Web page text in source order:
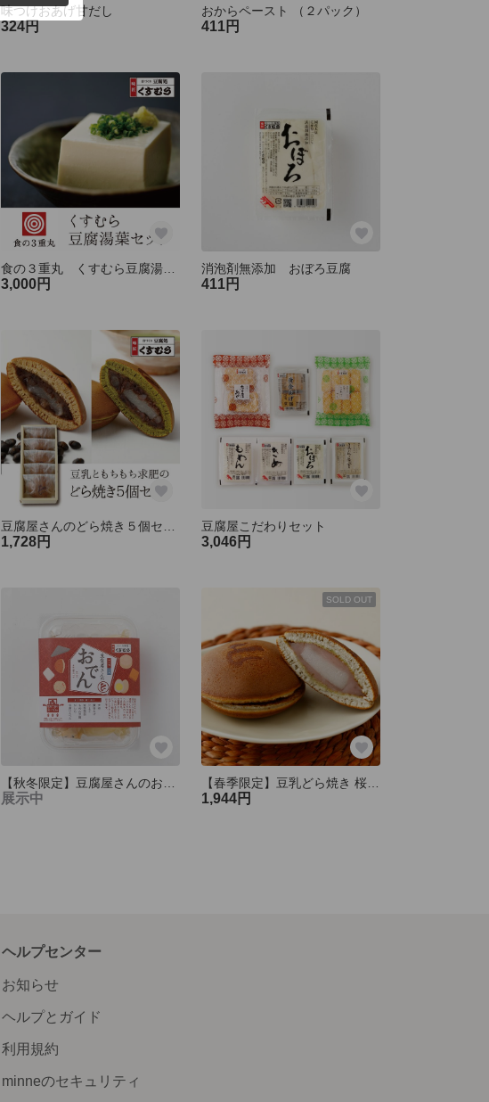
味つけおあげ甘だし
324円
おからペースト （２パック）
411円
3,000円
消泡剤無添加 おぼろ豆腐
411円
1,728円
豆腐屋こだわりセット
3,046円
【秋冬限定】豆腐屋さんのおでん（１人前）※３月末に終了
展示中
SOLD OUT
【春季限定】豆乳どら焼き 桜餡（５個）
1,944円
ヘルプセンター
お知らせ
ヘルプとガイド
利用規約
minneのセキュリティ